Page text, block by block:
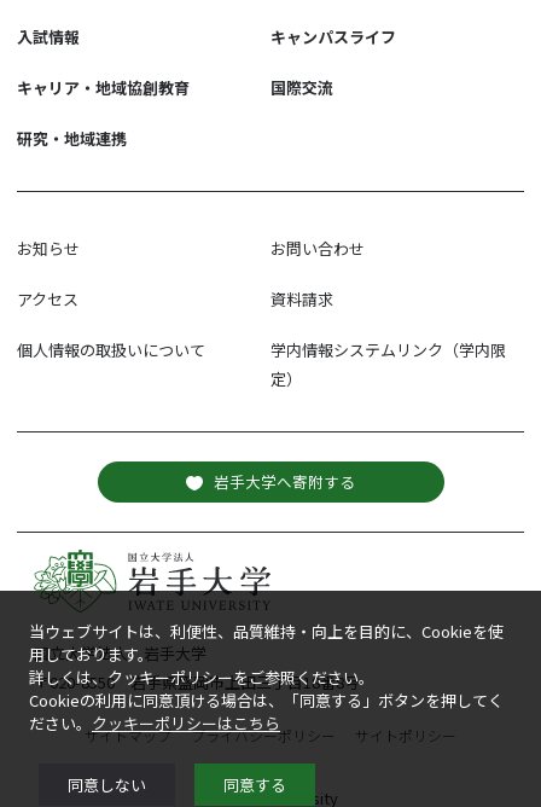
国立大学法人 岩手大学
〒020-8550 岩手県盛岡市上田三丁目18番8号
サイトマップ プライバシーポリシー サイトポリシー
入試情報 キャンパスライフ
キャリア・地域協創教育 国際交流
研究・地域連携
お知らせ お問い合わせ
アクセス 資料請求
個人情報の取扱いについて
学内情報システムリンク（学内限
定）
岩手大学へ寄附する
© Iwate University
当ウェブサイトは、利便性、品質維持・向上を目的に、Cookieを使
用しております。
詳しくは、クッキーポリシーをご参照ください。
Cookieの利用に同意頂ける場合は、「同意する」ボタンを押してく
ださい。 クッキーポリシーはこちら
同意しない 同意する